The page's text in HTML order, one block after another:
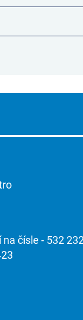
čísle - 532